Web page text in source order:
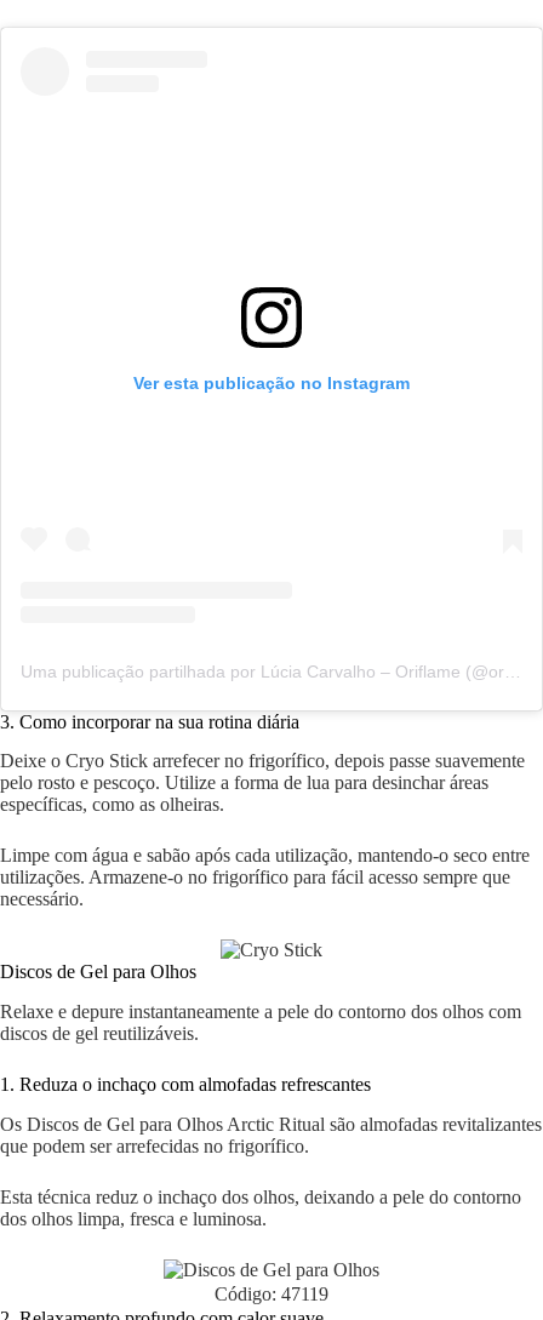
Ver esta publicação no Instagram
3. Como incorporar na sua rotina diária
Deixe o Cryo Stick arrefecer no frigorífico, depois passe suavemente
pelo rosto e pescoço. Utilize a forma de lua para desinchar áreas
específicas, como as olheiras.
Limpe com água e sabão após cada utilização, mantendo-o seco entre
utilizações. Armazene-o no frigorífico para fácil acesso sempre que
necessário.
Discos de Gel para Olhos
Relaxe e depure instantaneamente a pele do contorno dos olhos com
discos de gel reutilizáveis.
1. Reduza o inchaço com almofadas refrescantes
Os Discos de Gel para Olhos Arctic Ritual são almofadas revitalizantes
que podem ser arrefecidas no frigorífico.
Esta técnica reduz o inchaço dos olhos, deixando a pele do contorno
dos olhos limpa, fresca e luminosa.
Código: 47119